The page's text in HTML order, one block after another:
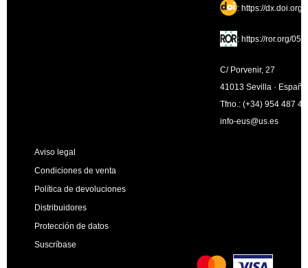
: https://dx.doi.org/
: https://ror.org/
C/ Porvenir, 27
41013 Sevilla · España
Tfno.: (+34) 954 487
info-eus@us.es
Aviso legal
Condiciones de venta
Política de devoluciones
Distribuidores
Protección de datos
Suscríbase